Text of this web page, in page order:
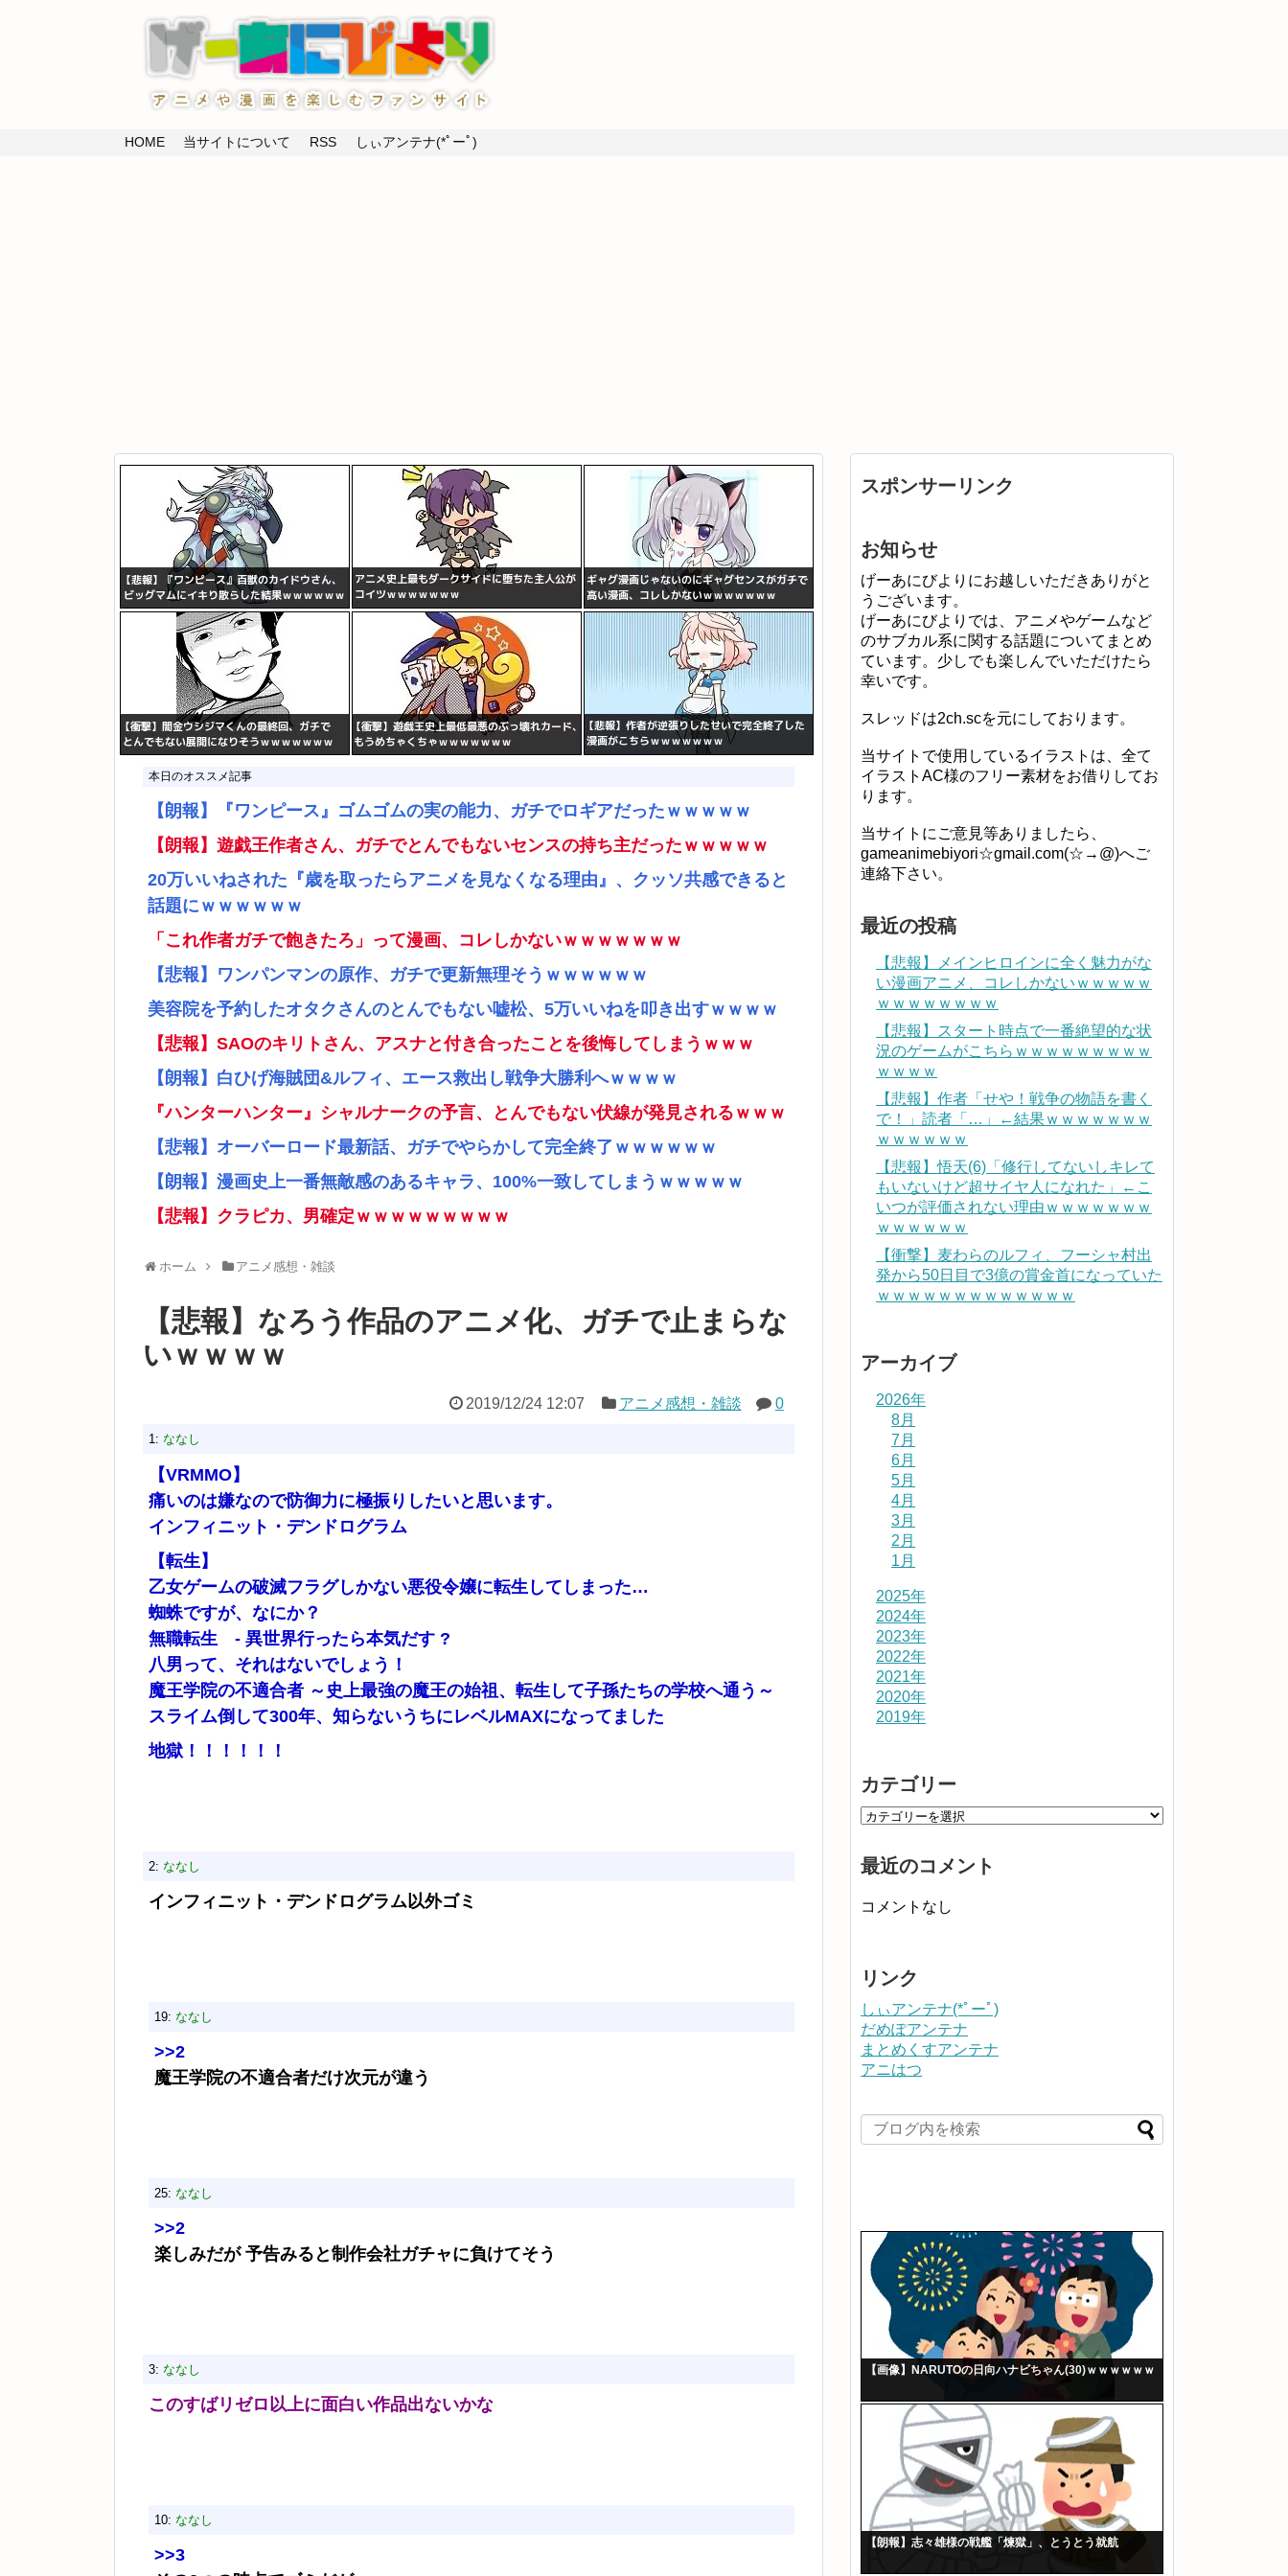
HOME 当サイトについて RSS しぃアンテナ(*ﾟーﾟ)
本日のオススメ記事
【朗報】『ワンピース』ゴムゴムの実の能力、ガチでロギアだったｗｗｗｗｗ
【朗報】遊戯王作者さん、ガチでとんでもないセンスの持ち主だったｗｗｗｗｗ
20万いいねされた『歳を取ったらアニメを見なくなる理由』、クッソ共感できると
話題にｗｗｗｗｗｗ
「これ作者ガチで飽きたろ」って漫画、コレしかないｗｗｗｗｗｗｗ
【悲報】ワンパンマンの原作、ガチで更新無理そうｗｗｗｗｗｗ
美容院を予約したオタクさんのとんでもない嘘松、5万いいねを叩き出すｗｗｗｗ
【悲報】SAOのキリトさん、アスナと付き合ったことを後悔してしまうｗｗｗ
【朗報】白ひげ海賊団&ルフィ、エース救出し戦争大勝利へｗｗｗｗ
『ハンターハンター』シャルナークの予言、とんでもない伏線が発見されるｗｗｗ
【悲報】オーバーロード最新話、ガチでやらかして完全終了ｗｗｗｗｗｗ
【朗報】漫画史上一番無敵感のあるキャラ、100%一致してしまうｗｗｗｗｗ
【悲報】クラピカ、男確定ｗｗｗｗｗｗｗｗｗ
ホーム アニメ感想・雑談
【悲報】なろう作品のアニメ化、ガチで止まらな
いｗｗｗｗ
2019/12/24 12:07 アニメ感想・雑談 0
1: ななし
【VRMMO】
痛いのは嫌なので防御力に極振りしたいと思います。
インフィニット・デンドログラム
【転生】
乙女ゲームの破滅フラグしかない悪役令嬢に転生してしまった…
蜘蛛ですが、なにか？
無職転生 - 異世界行ったら本気だす ?
八男って、それはないでしょう！
魔王学院の不適合者 ～史上最強の魔王の始祖、転生して子孫たちの学校へ通う～
スライム倒して300年、知らないうちにレベルMAXになってました
地獄！！！！！！
2: ななし
インフィニット・デンドログラム以外ゴミ
19: ななし
>>2
魔王学院の不適合者だけ次元が違う
25: ななし
>>2
楽しみだが 予告みると制作会社ガチャに負けてそう
3: ななし
このすばリゼロ以上に面白い作品出ないかな
10: ななし
>>3
スポンサーリンク
お知らせ
げーあにびよりにお越しいただきありがと
うございます。
げーあにびよりでは、アニメやゲームなど
のサブカル系に関する話題についてまとめ
ています。少しでも楽しんでいただけたら
幸いです。
スレッドは2ch.scを元にしております。
当サイトで使用しているイラストは、全て
イラストAC様のフリー素材をお借りしてお
ります。
当サイトにご意見等ありましたら、
gameanimebiyori☆gmail.com(☆→@)へご
連絡下さい。
最近の投稿
【悲報】メインヒロインに全く魅力がな
い漫画アニメ、コレしかないｗｗｗｗｗ
ｗｗｗｗｗｗｗｗ
【悲報】スタート時点で一番絶望的な状
況のゲームがこちらｗｗｗｗｗｗｗｗｗ
ｗｗｗｗ
【悲報】作者「せや！戦争の物語を書く
で！」読者「…」←結果ｗｗｗｗｗｗｗ
ｗｗｗｗｗｗ
【悲報】悟天(6)「修行してないしキレて
もいないけど超サイヤ人になれた」←こ
いつが評価されない理由ｗｗｗｗｗｗｗ
ｗｗｗｗｗｗ
【衝撃】麦わらのルフィ、フーシャ村出
発から50日目で3億の賞金首になっていた
ｗｗｗｗｗｗｗｗｗｗｗｗｗ
アーカイブ
2026年
8月
7月
6月
5月
4月
3月
2月
1月
2025年
2024年
2023年
2022年
2021年
2020年
2019年
カテゴリー
最近のコメント
コメントなし
リンク
しぃアンテナ(*ﾟーﾟ)
だめぽアンテナ
まとめくすアンテナ
アニはつ
【画像】NARUTOの日向ハナビちゃん(30)ｗｗｗｗｗｗ
【朗報】志々雄様の戦艦「煉獄」、とうとう就航